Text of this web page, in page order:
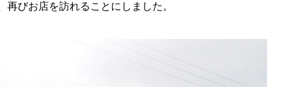
びお店を訪れることにしました。